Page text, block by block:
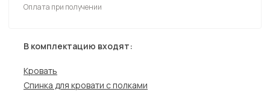
Оплата при получении
В комплектацию входят:
Кровать
Спинка для кровати с полками